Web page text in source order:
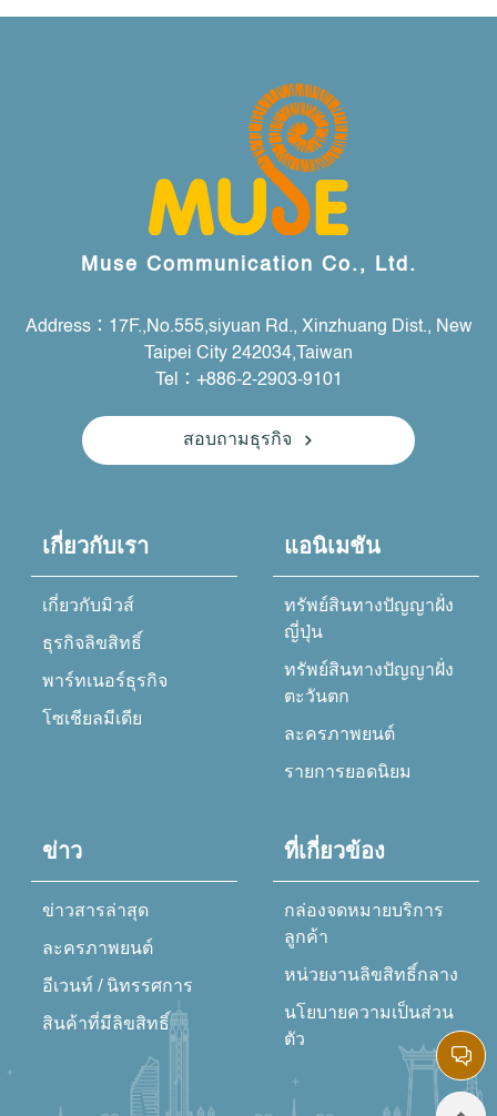
Muse Communication Co., Ltd.
Address：17F.,No.555,siyuan Rd., Xinzhuang Dist., New
Taipei City 242034,Taiwan
Tel：+886-2-2903-9101
สอบถามธุรกิจ
เกี่ยวกับเรา
เกี่ยวกับมิวส์
ธุรกิจลิขสิทธิ์
พาร์ทเนอร์ธุรกิจ
โซเชียลมีเดีย
แอนิเมชัน
ทรัพย์สินทางปัญญาฝั่ง
ญี่ปุ่น
ทรัพย์สินทางปัญญาฝั่ง
ตะวันตก
ละครภาพยนต์
รายการยอดนิยม
ข่าว
ข่าวสารล่าสุด
ละครภาพยนต์
อีเวนท์ / นิทรรศการ
สินค้าที่มีลิขสิทธิ์
ที่เกี่ยวข้อง
กล่องจดหมายบริการ
ลูกค้า
หน่วยงานลิขสิทธิ์กลาง
นโยบายความเป็นส่วน
ตัว